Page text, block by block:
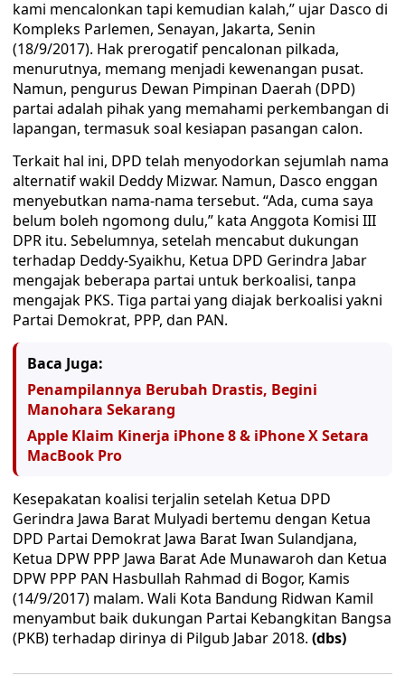
kami mencalonkan tapi kemudian kalah,” ujar Dasco di
Kompleks Parlemen, Senayan, Jakarta, Senin
(18/9/2017). Hak prerogatif pencalonan pilkada,
menurutnya, memang menjadi kewenangan pusat.
Namun, pengurus Dewan Pimpinan Daerah (DPD)
partai adalah pihak yang memahami perkembangan di
lapangan, termasuk soal kesiapan pasangan calon.
Terkait hal ini, DPD telah menyodorkan sejumlah nama
alternatif wakil Deddy Mizwar. Namun, Dasco enggan
menyebutkan nama-nama tersebut. “Ada, cuma saya
belum boleh ngomong dulu,” kata Anggota Komisi III
DPR itu. Sebelumnya, setelah mencabut dukungan
terhadap Deddy-Syaikhu, Ketua DPD Gerindra Jabar
mengajak beberapa partai untuk berkoalisi, tanpa
mengajak PKS. Tiga partai yang diajak berkoalisi yakni
Partai Demokrat, PPP, dan PAN.
Baca Juga:
Penampilannya Berubah Drastis, Begini
Manohara Sekarang
Apple Klaim Kinerja iPhone 8 & iPhone X Setara
MacBook Pro
Kesepakatan koalisi terjalin setelah Ketua DPD
Gerindra Jawa Barat Mulyadi bertemu dengan Ketua
DPD Partai Demokrat Jawa Barat Iwan Sulandjana,
Ketua DPW PPP Jawa Barat Ade Munawaroh dan Ketua
DPW PPP PAN Hasbullah Rahmad di Bogor, Kamis
(14/9/2017) malam. Wali Kota Bandung Ridwan Kamil
menyambut baik dukungan Partai Kebangkitan Bangsa
(PKB) terhadap dirinya di Pilgub Jabar 2018. (dbs)